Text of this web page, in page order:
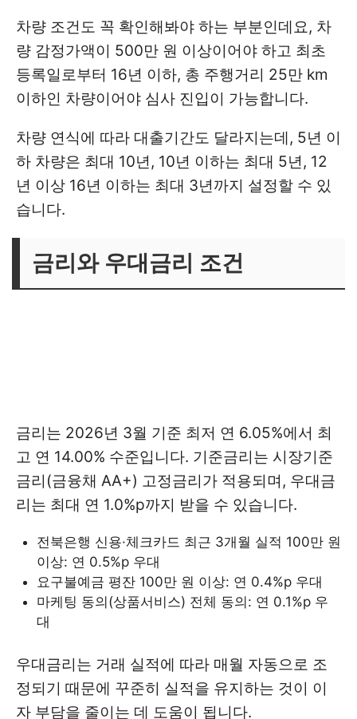
차량 조건도 꼭 확인해봐야 하는 부분인데요, 차
량 감정가액이 500만 원 이상이어야 하고 최초
등록일로부터 16년 이하, 총 주행거리 25만 km
이하인 차량이어야 심사 진입이 가능합니다.
차량 연식에 따라 대출기간도 달라지는데, 5년 이
하 차량은 최대 10년, 10년 이하는 최대 5년, 12
년 이상 16년 이하는 최대 3년까지 설정할 수 있
습니다.
금리와 우대금리 조건
금리는 2026년 3월 기준 최저 연 6.05%에서 최
고 연 14.00% 수준입니다. 기준금리는 시장기준
금리(금융채 AA+) 고정금리가 적용되며, 우대금
리는 최대 연 1.0%p까지 받을 수 있습니다.
전북은행 신용·체크카드 최근 3개월 실적 100만 원
이상: 연 0.5%p 우대
요구불예금 평잔 100만 원 이상: 연 0.4%p 우대
마케팅 동의(상품서비스) 전체 동의: 연 0.1%p 우
대
우대금리는 거래 실적에 따라 매월 자동으로 조
정되기 때문에 꾸준히 실적을 유지하는 것이 이
자 부담을 줄이는 데 도움이 됩니다.